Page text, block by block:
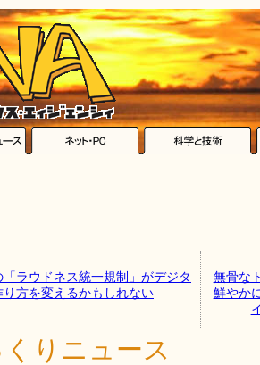
「ラウドネス統一規制」がデジタ
り方を変えるかもしれない
無骨な
鮮やか
りニュース